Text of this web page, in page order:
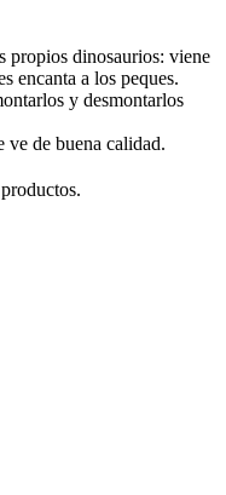
propios dinosaurios: viene
encanta a los peques.
y desmontarlos
ve de buena calidad.